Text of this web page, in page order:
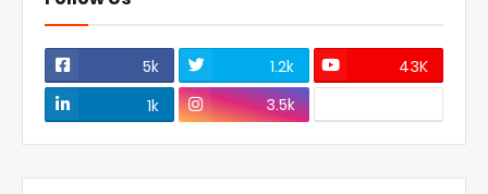
5k 1.2k
43K
1k
3.5k